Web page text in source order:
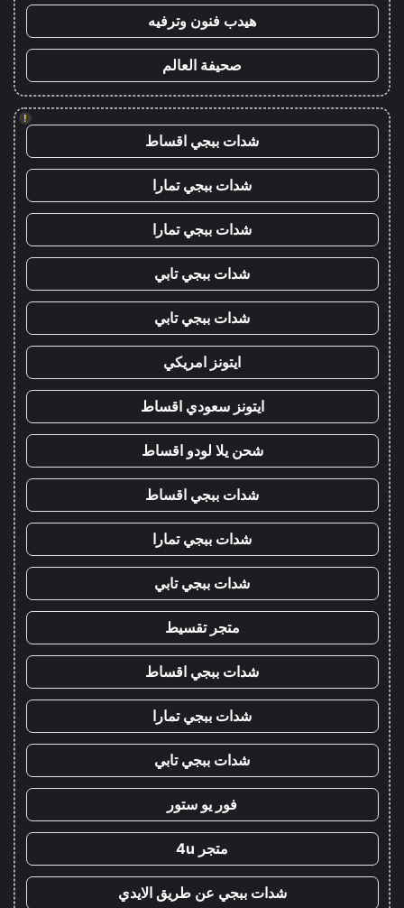
هيدب فنون وترفيه
صحيفة العالم
!
شدات ببجي اقساط
شدات ببجي تمارا
شدات ببجي تمارا
شدات ببجي تابي
شدات ببجي تابي
ايتونز امريكي
ايتونز سعودي اقساط
شحن يلا لودو اقساط
شدات ببجي اقساط
شدات ببجي تمارا
شدات ببجي تابي
متجر تقسيط
شدات ببجي اقساط
شدات ببجي تمارا
شدات ببجي تابي
فور يو ستور
متجر 4u
شدات ببجي عن طريق الايدي